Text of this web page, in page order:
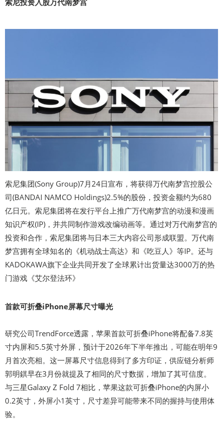
索尼投资入股万代南梦宫
索尼集团(Sony Group)7月24日宣布，将获得万代南梦宫控股公
司(BANDAI NAMCO Holdings)2.5%的股份，投资金额约为680
亿日元。索尼集团将在发行平台上推广万代南梦宫的动漫和漫画
知识产权(IP)，并共同制作游戏改编动画等。通过对万代南梦宫的
投资和合作，索尼集团将与日本三大内容公司形成联盟。万代南
梦宫拥有全球知名的《机动战士高达》和《吃豆人》等IP。还与
KADOKAWA旗下企业共同开发了全球累计出货量达3000万的热
门游戏《艾尔登法环》
首款可折叠iPhone屏幕尺寸曝光
研究公司TrendForce透露，苹果首款可折叠iPhone将配备7.8英
寸内屏和5.5英寸外屏，预计于2026年下半年推出，可能在明年9
月首次亮相。这一屏幕尺寸信息得到了多方印证，供应链分析师
郭明錤早在3月份就提及了相同的尺寸数据，增加了其可信度。
与三星Galaxy Z Fold 7相比，苹果这款可折叠iPhone的内屏小
0.2英寸，外屏小1英寸，尺寸差异可能带来不同的握持与使用体
验。